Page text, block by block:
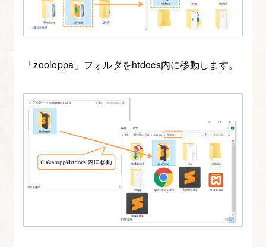
「zooloppa」フォルダをhtdocs内に移動します。